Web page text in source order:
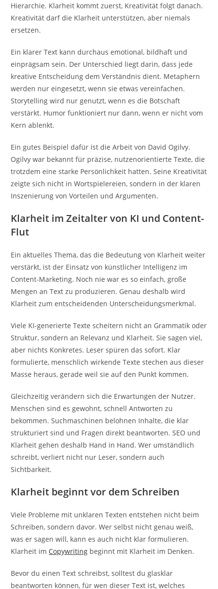
Hierarchie. Klarheit kommt zuerst, Kreativität folgt danach.
Kreativität darf die Klarheit unterstützen, aber niemals
ersetzen.
Ein klarer Text kann durchaus emotional, bildhaft und
einprägsam sein. Der Unterschied liegt darin, dass jede
kreative Entscheidung dem Verständnis dient. Metaphern
werden nur eingesetzt, wenn sie etwas vereinfachen.
Storytelling wird nur genutzt, wenn es die Botschaft
verstärkt. Humor funktioniert nur dann, wenn er nicht vom
Kern ablenkt.
Ein gutes Beispiel dafür ist die Arbeit von David Ogilvy.
Ogilvy war bekannt für präzise, nutzenorientierte Texte, die
trotzdem eine starke Persönlichkeit hatten. Seine Kreativität
zeigte sich nicht in Wortspielereien, sondern in der klaren
Inszenierung von Vorteilen und Argumenten.
Klarheit im Zeitalter von KI und Content-
Flut
Ein aktuelles Thema, das die Bedeutung von Klarheit weiter
verstärkt, ist der Einsatz von künstlicher Intelligenz im
Content-Marketing. Noch nie war es so einfach, große
Mengen an Text zu produzieren. Genau deshalb wird
Klarheit zum entscheidenden Unterscheidungsmerkmal.
Viele KI-generierte Texte scheitern nicht an Grammatik oder
Struktur, sondern an Relevanz und Klarheit. Sie sagen viel,
aber nichts Konkretes. Leser spüren das sofort. Klar
formulierte, menschlich wirkende Texte stechen aus dieser
Masse heraus, gerade weil sie auf den Punkt kommen.
Gleichzeitig verändern sich die Erwartungen der Nutzer.
Menschen sind es gewohnt, schnell Antworten zu
bekommen. Suchmaschinen belohnen Inhalte, die klar
strukturiert sind und Fragen direkt beantworten. SEO und
Klarheit gehen deshalb Hand in Hand. Wer umständlich
schreibt, verliert nicht nur Leser, sondern auch
Sichtbarkeit.
Klarheit beginnt vor dem Schreiben
Viele Probleme mit unklaren Texten entstehen nicht beim
Schreiben, sondern davor. Wer selbst nicht genau weiß,
was er sagen will, kann es auch nicht klar formulieren.
Klarheit im Copywriting beginnt mit Klarheit im Denken.
Bevor du einen Text schreibst, solltest du glasklar
beantworten können, für wen dieser Text ist, welches